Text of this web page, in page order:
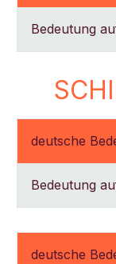
Bedeutung
deutsche
Bedeutung
deutsche